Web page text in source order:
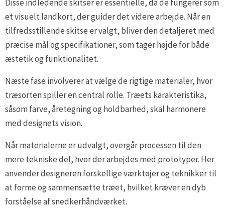
Disse indledende skitser er essentielle, da de fungerer som
et visuelt landkort, der guider det videre arbejde. Når en
tilfredsstillende skitse er valgt, bliver den detaljeret med
præcise mål og specifikationer, som tager højde for både
æstetik og funktionalitet.
Næste fase involverer at vælge de rigtige materialer, hvor
træsorten spiller en central rolle. Træets karakteristika,
såsom farve, åretegning og holdbarhed, skal harmonere
med designets vision.
Når materialerne er udvalgt, overgår processen til den
mere tekniske del, hvor der arbejdes med prototyper. Her
anvender designeren forskellige værktøjer og teknikker til
at forme og sammensætte træet, hvilket kræver en dyb
forståelse af snedkerhåndværket.